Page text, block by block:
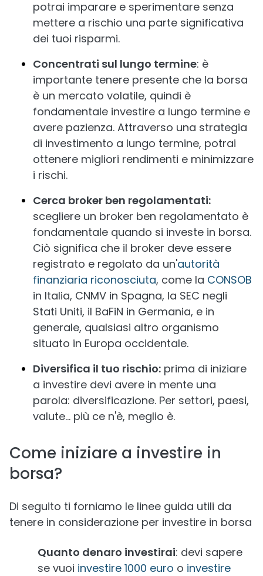
potrai imparare e sperimentare senza
mettere a rischio una parte significativa
dei tuoi risparmi.
Concentrati sul lungo termine: è
importante tenere presente che la borsa
è un mercato volatile, quindi è
fondamentale investire a lungo termine e
avere pazienza. Attraverso una strategia
di investimento a lungo termine, potrai
ottenere migliori rendimenti e minimizzare
i rischi.
Cerca broker ben regolamentati:
scegliere un broker ben regolamentato è
fondamentale quando si investe in borsa.
Ciò significa che il broker deve essere
registrato e regolato da un'autorità
finanziaria riconosciuta, come la CONSOB
in Italia, CNMV in Spagna, la SEC negli
Stati Uniti, il BaFiN in Germania, e in
generale, qualsiasi altro organismo
situato in Europa occidentale.
Diversifica il tuo rischio: prima di iniziare
a investire devi avere in mente una
parola: diversificazione. Per settori, paesi,
valute... più ce n'è, meglio è.
Come iniziare a investire in
borsa?
Di seguito ti forniamo le linee guida utili da
tenere in considerazione per investire in borsa
Quanto denaro investirai: devi sapere
se vuoi investire 1000 euro o investire